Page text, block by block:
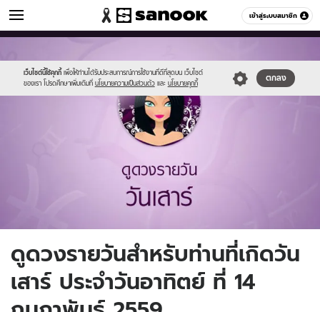
เข้าสู่ระบบสมาชิก
ดูดวง หมวดอื่นๆ
เว็บไซต์นี้ใช้คุกกี้ เพื่อให้ท่านได้รับประสบการณ์การใช้งานที่ดีที่สุดบน เว็บไซต์
ของเรา โปรดศึกษาเพิ่มเติมที่ นโยบายความเป็นส่วนตัว และ นโยบายคุกกี้
ตกลง
new-
sanook.png
ดูดวงรายวันสำหรับท่านที่เกิดวัน
เสาร์ ประจำวันอาทิตย์ ที่ 14